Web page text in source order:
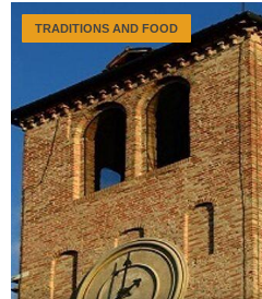
TRADITIONS AND FOOD